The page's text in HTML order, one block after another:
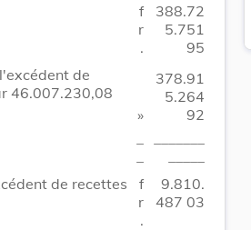
f
r
.
388.72
5.751
95
de
46.007.230,08
»
378.91
5.264
92
de recettes
f
r
.
9.810.
487 03